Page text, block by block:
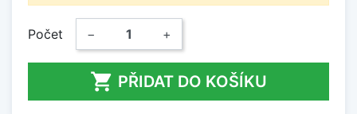
Počet − +
 PŘIDAT DO KOŠÍKU